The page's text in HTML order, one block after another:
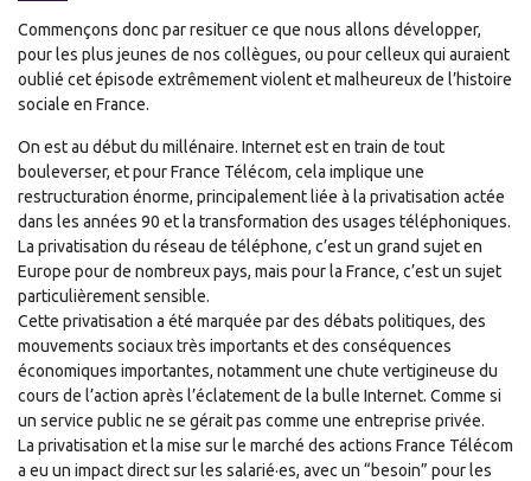
Commençons donc par resituer ce que nous allons développer,
pour les plus jeunes de nos collègues, ou pour celleux qui auraient
oublié cet épisode extrêmement violent et malheureux de l’histoire
sociale en France.
On est au début du millénaire. Internet est en train de tout
bouleverser, et pour France Télécom, cela implique une
restructuration énorme, principalement liée à la privatisation actée
dans les années 90 et la transformation des usages téléphoniques.
La privatisation du réseau de téléphone, c’est un grand sujet en
Europe pour de nombreux pays, mais pour la France, c’est un sujet
particulièrement sensible.
Cette privatisation a été marquée par des débats politiques, des
mouvements sociaux très importants et des conséquences
économiques importantes, notamment une chute vertigineuse du
cours de l’action après l’éclatement de la bulle Internet. Comme si
un service public ne se gérait pas comme une entreprise privée.
La privatisation et la mise sur le marché des actions France Télécom
a eu un impact direct sur les salarié·es, avec un “besoin” pour les